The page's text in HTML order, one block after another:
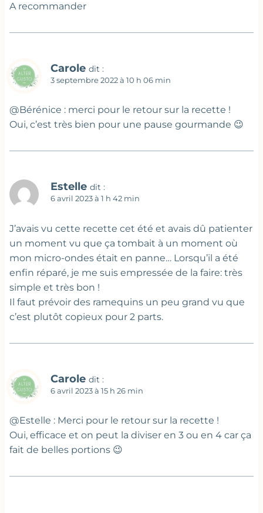
A recommander
Carole dit :
3 septembre 2022 à 10 h 06 min
@Bérénice : merci pour le retour sur la recette !
Oui, c’est très bien pour une pause gourmande 😉
Estelle dit :
6 avril 2023 à 1 h 42 min
J’avais vu cette recette cet été et avais dû patienter
un moment vu que ça tombait à un moment où
mon micro-ondes était en panne… Lorsqu’il a été
enfin réparé, je me suis empressée de la faire: très
simple et très bon !
Il faut prévoir des ramequins un peu grand vu que
c’est plutôt copieux pour 2 parts.
Carole dit :
6 avril 2023 à 15 h 26 min
@Estelle : Merci pour le retour sur la recette !
Oui, efficace et on peut la diviser en 3 ou en 4 car ça
fait de belles portions 😉